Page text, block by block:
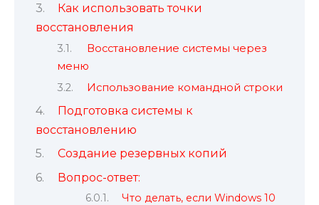
Как использовать точки
восстановления
Восстановление системы через
меню
Использование командной строки
Подготовка системы к
восстановлению
Создание резервных копий
Вопрос-ответ:
Что делать, если Windows 10